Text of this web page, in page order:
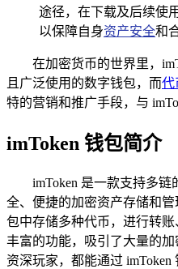
途径，在下载及后续使
以保障自身资产安全和
在加密货币的世界里，
且广泛使用的数字钱包，而代
特的营销和推广手段，与
imToken 钱包简介
imToken 是一款支持多
全、便捷的加密资产存储和
包中存储多种代币，进行转
丰富的功能，吸引了大量的
资深玩家，都能通过